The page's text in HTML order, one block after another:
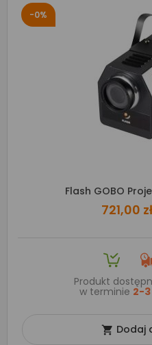
-0%
Flash GOBO
721,00 zł
Produkt
w terminie 2-
 Dodaj